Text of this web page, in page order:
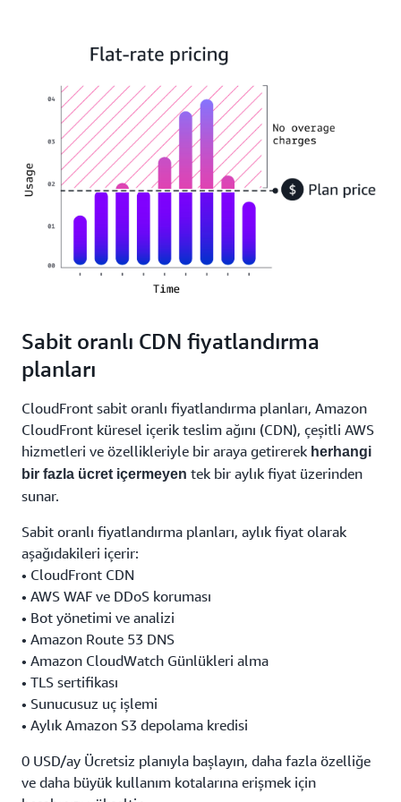
Sabit oranlı CDN fiyatlandırma
planları
CloudFront sabit oranlı fiyatlandırma planları, Amazon
CloudFront küresel içerik teslim ağını (CDN), çeşitli AWS
hizmetleri ve özellikleriyle bir araya getirerek herhangi
bir fazla ücret içermeyen tek bir aylık fiyat üzerinden
sunar.
Sabit oranlı fiyatlandırma planları, aylık fiyat olarak
aşağıdakileri içerir:
• CloudFront CDN
• AWS WAF ve DDoS koruması
• Bot yönetimi ve analizi
• Amazon Route 53 DNS
• Amazon CloudWatch Günlükleri alma
• TLS sertifikası
• Sunucusuz uç işlemi
• Aylık Amazon S3 depolama kredisi
0 USD/ay Ücretsiz planıyla başlayın, daha fazla özelliğe
ve daha büyük kullanım kotalarına erişmek için